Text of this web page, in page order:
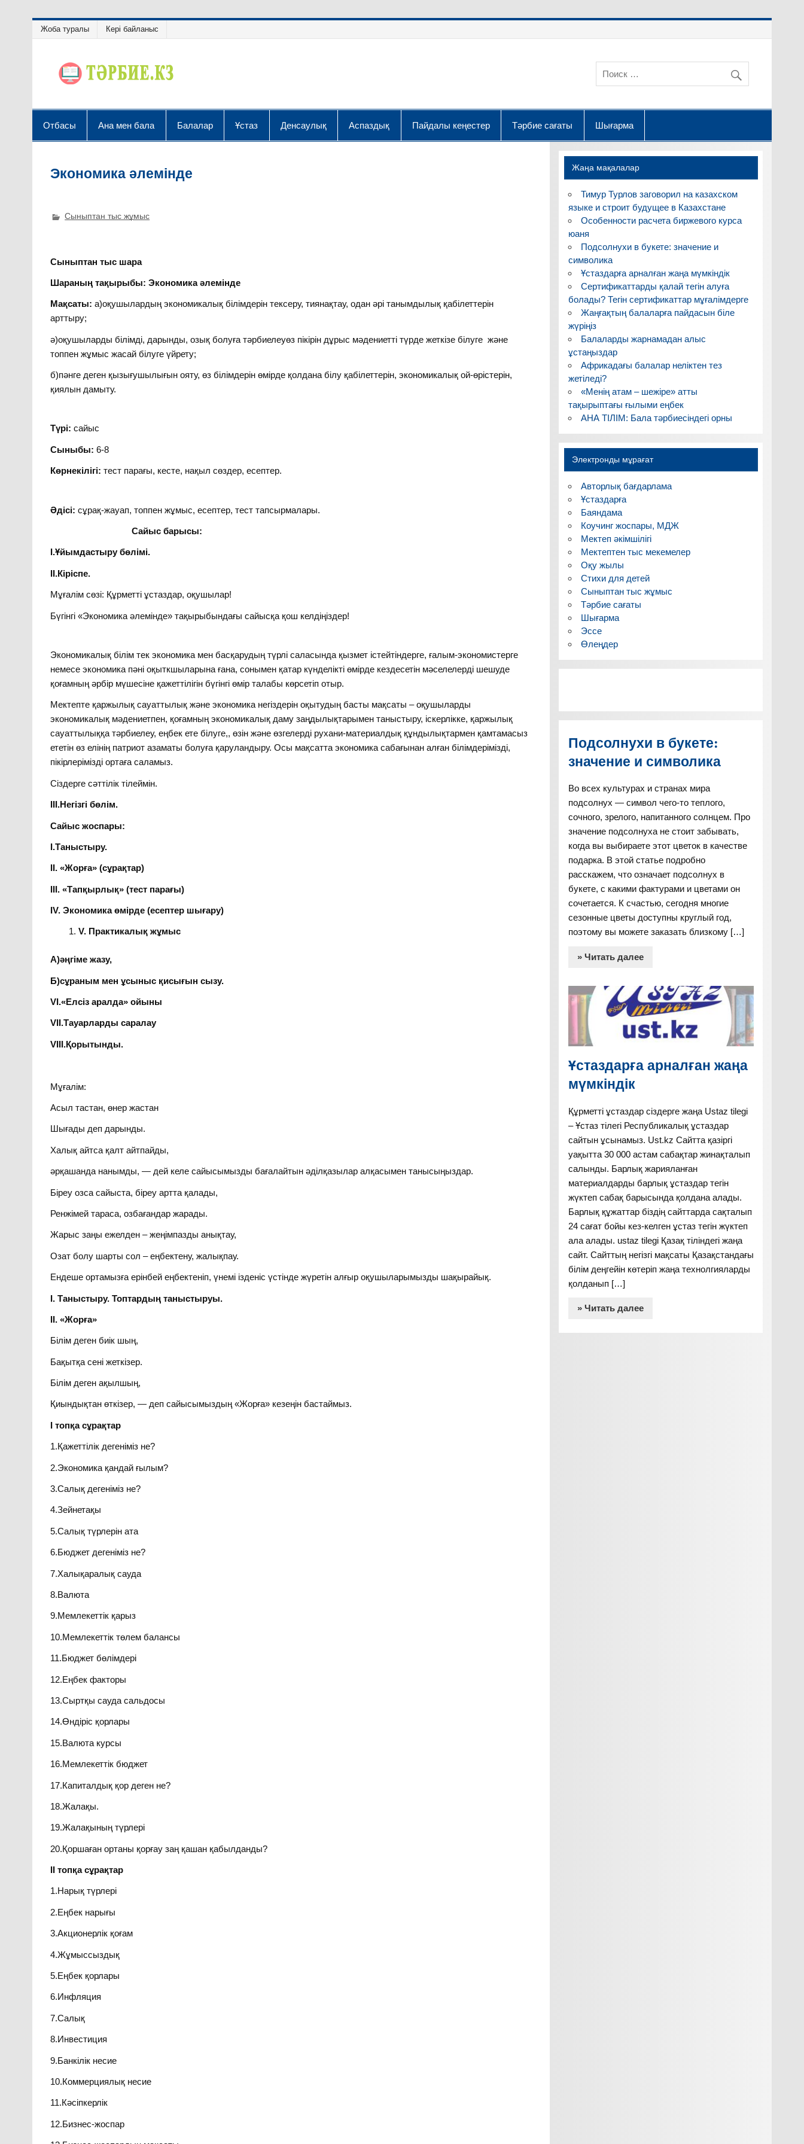
Жоба туралы Кері байланыс
Отбасы Ана мен бала Балалар Ұстаз Денсаулық Аспаздық Пайдалы кеңестер Тәрбие сағаты Шығарма
Экономика әлемінде
Сыныптан тыс жұмыс
Сыныптан тыс шара
Шараның тақырыбы: Экономика әлемінде
Мақсаты: а)оқушылардың экономикалық білімдерін тексеру, тиянақтау, одан әрі танымдылық қабілеттерін
арттыру;
ә)оқушыларды білімді, дарынды, озық болуға тәрбиелеуөз пікірін дұрыс мәдениетті түрде жеткізе білуге және
топпен жұмыс жасай білуге үйрету;
б)пәнге деген қызығушылығын ояту, өз білімдерін өмірде қолдана білу қабілеттерін, экономикалық ой-өрістерін,
қиялын дамыту.
Түрі: сайыс
Сыныбы: 6-8
Көрнекілігі: тест парағы, кесте, нақыл сөздер, есептер.
Әдісі: сұрақ-жауап, топпен жұмыс, есептер, тест тапсырмалары.
Сайыс барысы:
І.Ұйымдастыру бөлімі.
ІІ.Кіріспе.
Мұғалім сөзі: Құрметті ұстаздар, оқушылар!
Бүгінгі «Экономика әлемінде» тақырыбындағы сайысқа қош келдіңіздер!
Экономикалық білім тек экономика мен басқарудың түрлі саласында қызмет істейтіндерге, ғалым-экономистерге
немесе экономика пәні оқыткшыларына ғана, сонымен қатар күнделікті өмірде кездесетін мәселелерді шешуде
қоғамның әрбір мүшесіне қажеттілігін бүгінгі өмір талабы көрсетіп отыр.
Мектепте қаржылық сауаттылық және экономика негіздерін оқытудың басты мақсаты – оқушыларды
экономикалық мәдениетпен, қоғамның экономикалық даму заңдылықтарымен таныстыру, іскерлікке, қаржылық
сауаттылыққа тәрбиелеу, еңбек ете білуге,, өзін және өзгелерді рухани-материалдық құндылықтармен қамтамасыз
ететін өз елінің патриот азаматы болуға қаруландыру. Осы мақсатта экономика сабағынан алған білімдерімізді,
пікірлерімізді ортаға саламыз.
Сіздерге сәттілік тілеймін.
ІІІ.Негізгі бөлім.
Сайыс жоспары:
І.Таныстыру.
ІІ. «Жорға» (сұрақтар)
ІІІ. «Тапқырлық» (тест парағы)
ІV. Экономика өмірде (есептер шығару)
V. Практикалық жұмыс
А)әңгіме жазу,
Б)сұраным мен ұсыныс қисығын сызу.
VІ.«Елсіз аралда» ойыны
VІІ.Тауарларды саралау
VІІІ.Қорытынды.
Мұғалім:
Асыл тастан, өнер жастан
Шығады деп дарынды.
Халық айтса қалт айтпайды,
әрқашанда нанымды, — дей келе сайысымызды бағалайтын әділқазылар алқасымен танысыңыздар.
Біреу озса сайыста, біреу артта қалады,
Ренжімей тараса, озбағандар жарады.
Жарыс заңы ежелден – жеңімпазды анықтау,
Озат болу шарты сол – еңбектену, жалықпау.
Ендеше ортамызға ерінбей еңбектеніп, үнемі ізденіс үстінде жүретін алғыр оқушыларымызды шақырайық.
І. Таныстыру. Топтардың таныстыруы.
ІІ. «Жорға»
Білім деген биік шың,
Бақытқа сені жеткізер.
Білім деген ақылшың,
Қиындықтан өткізер, — деп сайысымыздың «Жорға» кезеңін бастаймыз.
І топқа сұрақтар
1.Қажеттілік дегеніміз не?
2.Экономика қандай ғылым?
3.Салық дегеніміз не?
4.Зейнетақы
5.Салық түрлерін ата
6.Бюджет дегеніміз не?
7.Халықаралық сауда
8.Валюта
9.Мемлекеттік қарыз
10.Мемлекеттік төлем балансы
11.Бюджет бөлімдері
12.Еңбек факторы
13.Сыртқы сауда сальдосы
14.Өндіріс қорлары
15.Валюта курсы
16.Мемлекеттік бюджет
17.Капиталдық қор деген не?
18.Жалақы.
19.Жалақының түрлері
20.Қоршаған ортаны қорғау заң қашан қабылданды?
ІІ топқа сұрақтар
1.Нарық түрлері
2.Еңбек нарығы
3.Акционерлік қоғам
4.Жұмыссыздық
5.Еңбек қорлары
6.Инфляция
7.Салық
8.Инвестиция
9.Банкілік несие
10.Коммерциялық несие
11.Кәсіпкерлік
12.Бизнес-жоспар
Жаңа мақалалар
Тимур Турлов заговорил на казахском
языке и строит будущее в Казахстане
Особенности расчета биржевого курса
юаня
Подсолнухи в букете: значение и
символика
Ұстаздарға арналған жаңа мүмкіндік
Сертификаттарды қалай тегін алуға
болады? Тегін сертификаттар мұғалімдерге
Жаңғақтың балаларға пайдасын біле
жүріңіз
Балаларды жарнамадан алыс
ұстаңыздар
Африкадағы балалар неліктен тез
жетіледі?
«Менің атам – шежіре» атты
тақырыптағы ғылыми еңбек
АНА ТІЛІМ: Бала тәрбиесіндегі орны
Электронды мұрағат
Авторлық бағдарлама
Ұстаздарға
Баяндама
Коучинг жоспары, МДЖ
Мектеп әкімшілігі
Мектептен тыс мекемелер
Оқу жылы
Стихи для детей
Сыныптан тыс жұмыс
Тәрбие сағаты
Шығарма
Эссе
Өлеңдер
Подсолнухи в букете:
значение и символика
Во всех культурах и странах мира
подсолнух — символ чего-то теплого,
сочного, зрелого, напитанного солнцем. Про
значение подсолнуха не стоит забывать,
когда вы выбираете этот цветок в качестве
подарка. В этой статье подробно
расскажем, что означает подсолнух в
букете, с какими фактурами и цветами он
сочетается. К счастью, сегодня многие
сезонные цветы доступны круглый год,
поэтому вы можете заказать близкому […]
» Читать далее
Ұстаздарға арналған жаңа
мүмкіндік
Құрметті ұстаздар сіздерге жаңа Ustaz tilegi
– Ұстаз тілегі Республикалық ұстаздар
сайтын ұсынамыз. Ust.kz Сайтта қазіргі
уақытта 30 000 астам сабақтар жинақталып
салынды. Барлық жарияланған
материалдарды барлық ұстаздар тегін
жүктеп сабақ барысында қолдана алады.
Барлық құжаттар біздің сайттарда сақталып
24 сағат бойы кез-келген ұстаз тегін жүктеп
ала алады. ustaz tilegi Қазақ тіліндегі жаңа
сайт. Сайттың негізгі мақсаты Қазақстандағы
білім деңгейін көтеріп жаңа технолгияларды
қолданып […]
» Читать далее